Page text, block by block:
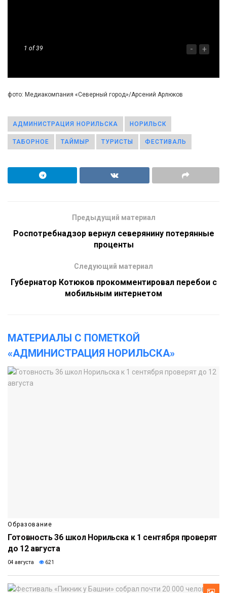
1 of 39 - +
фото: Медиакомпания «Северный город»/Арсений Арлюков
АДМИНИСТРАЦИЯ НОРИЛЬСКА НОРИЛЬСК
ТАБОРНОЕ ТАЙМЫР ТУРИСТЫ ФЕСТИВАЛЬ
Предыдущий материал
Роспотребнадзор вернул северянину потерянные
проценты
Следующий материал
Губернатор Котюков прокомментировал перебои с
мобильным интернетом
МАТЕРИАЛЫ С ПОМЕТКОЙ
«АДМИНИСТРАЦИЯ НОРИЛЬСКА»
Образование
Готовность 36 школ Норильска к 1 сентября проверят
до 12 августа
04 августа 621